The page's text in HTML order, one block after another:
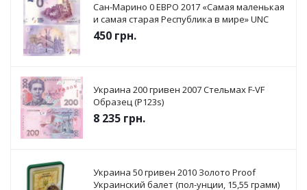
Сан-Марино 0 ЕВРО 2017 «Самая маленькая
и самая старая Республика в мире» UNC
450 грн.
Украина 200 гривен 2007 Стельмах F-VF
Образец (P123s)
8 235 грн.
Украина 50 гривен 2010 Золото Proof
Украинский балет (пол-унции, 15,55 грамм)